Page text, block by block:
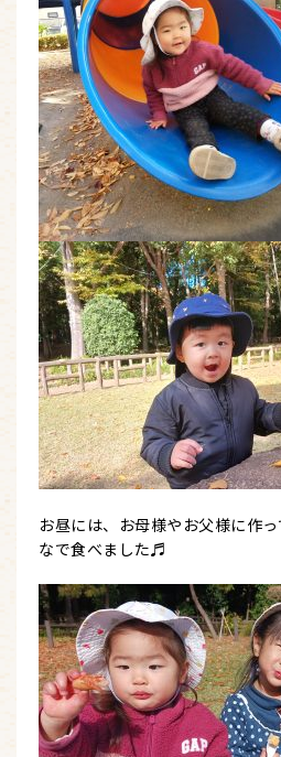
お昼には、お母様やお父様に作
なで食べました♬